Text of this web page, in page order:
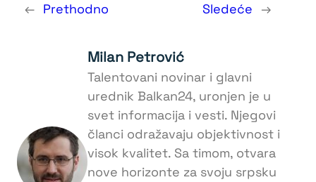
← Prethodno Sledeće →
Milan Petrović
Talentovani novinar i glavni
urednik Balkan24, uronjen je u
svet informacija i vesti. Njegovi
članci odražavaju objektivnost i
visok kvalitet. Sa timom, otvara
nove horizonte za svoju srpsku